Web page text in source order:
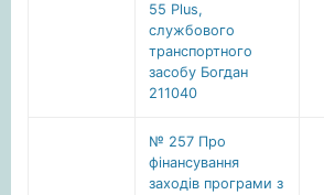
55 Plus,
службового
транспортного
засобу Богдан
211040
№ 257 Про
фінансування
заходів програми з